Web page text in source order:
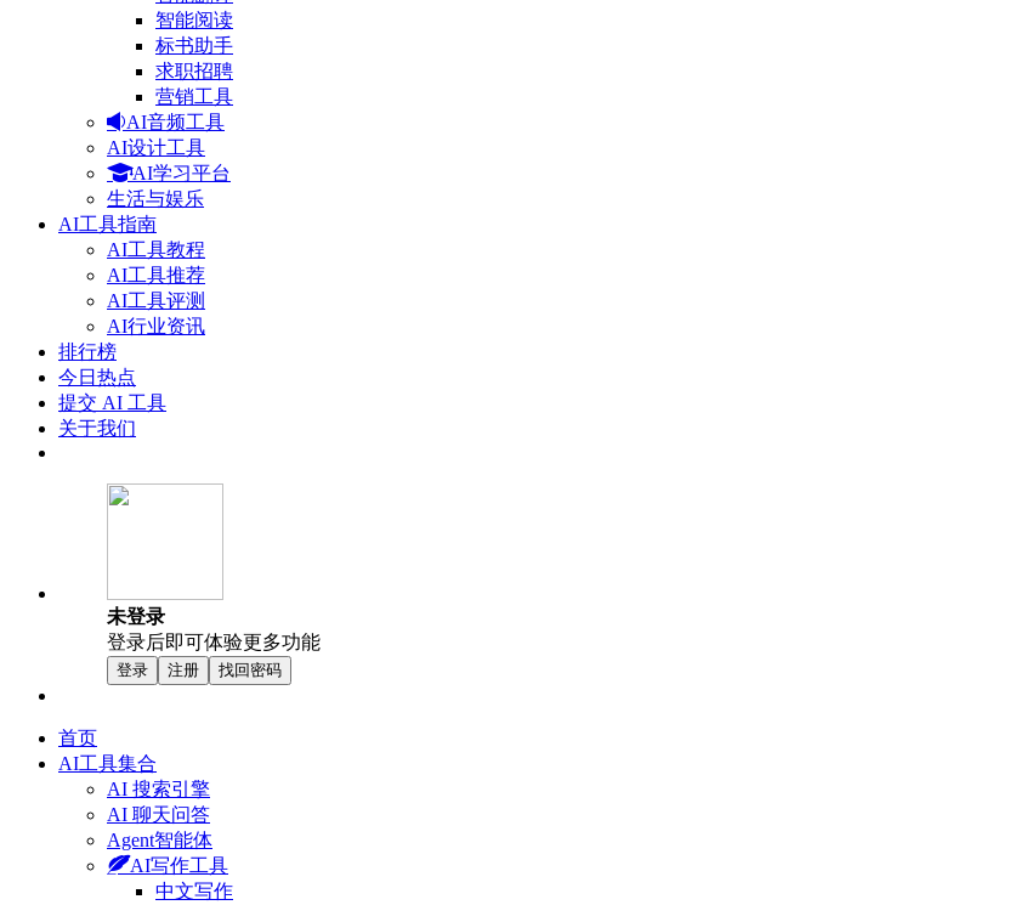
智能阅读
标书助手
求职招聘
营销工具
AI音频工具
AI设计工具
AI学习平台
生活与娱乐
AI工具指南
AI工具教程
AI工具推荐
AI工具评测
AI行业资讯
排行榜
今日热点
提交 AI 工具
关于我们
未登录
登录后即可体验更多功能
登录 注册 找回密码
首页
AI工具集合
AI 搜索引擎
AI 聊天问答
Agent智能体
AI写作工具
中文写作